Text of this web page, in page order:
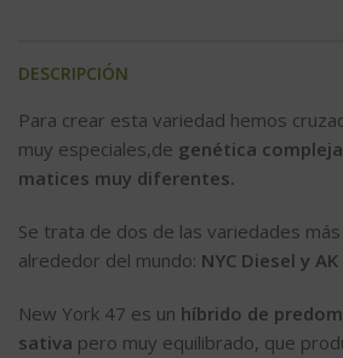
DESCRIPCIÓN
Para crear esta variedad hemos
muy especiales,de genética
matices muy diferentes.
Se trata de dos de las variedades
alrededor del mundo: NYC Diesel y AK
New York 47 es un híbrido de
sativa pero muy equilibrado, que